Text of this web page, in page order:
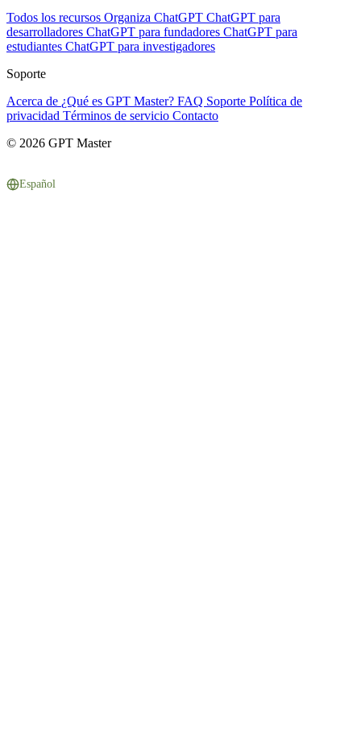
Todos los recursos Organiza ChatGPT ChatGPT para
desarrolladores ChatGPT para fundadores ChatGPT para
estudiantes ChatGPT para investigadores
Soporte
Acerca de ¿Qué es GPT Master? FAQ Soporte Política de
privacidad Términos de servicio Contacto
© 2026 GPT Master
Español